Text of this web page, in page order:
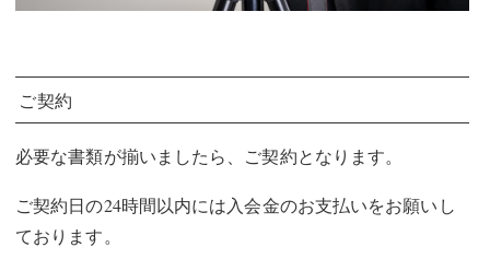
ご契約
必要な書類が揃いましたら、ご契約となります。
ご契約日の24時間以内には入会金のお支払いをお願いし
ております。